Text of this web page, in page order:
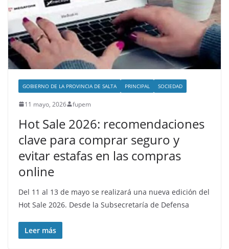
GOBIERNO DE LA PROVINCIA DE SALTA PRINCIPAL SOCIEDAD
11 mayo, 2026 fupem
Hot Sale 2026: recomendaciones
clave para comprar seguro y
evitar estafas en las compras
online
Del 11 al 13 de mayo se realizará una nueva edición del
Hot Sale 2026. Desde la Subsecretaría de Defensa
Leer más